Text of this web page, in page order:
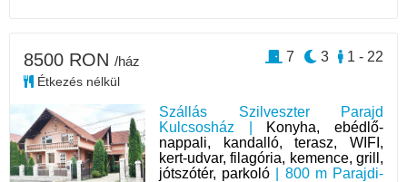
Szállás Szilveszter Parajd
Kulcsosház | Konyha, ebédlő-
nappali, kandalló, terasz, WIFI,
kert-udvar, filagória, kemence, grill,
jótszótér, parkoló | 800 m Parajdi-
8500 RON /ház
Étkezés nélkül
1 - 22
3
7